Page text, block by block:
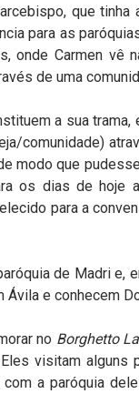
que
para as
Carmen vê
de uma
a sua
comunidade)
modo que
os dias de
para a
de Madri
e conhecem
no Borghetto
visitam
a paróquia